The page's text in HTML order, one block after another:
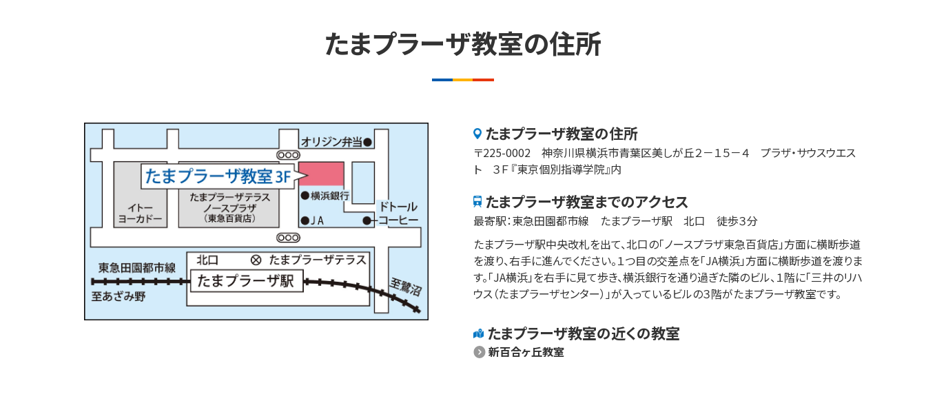
たまプラーザ​教室の住所
たまプラーザ​教室の住所
〒225-0002 神奈川県横浜市青葉区美しが丘２－１５－４
プラザ・サウスウエス
ト ３Ｆ 『東京個別指導学院』内
たまプラーザ​教室までのアクセス
最寄駅：東急田園都市線　たまプラーザ駅　北口　徒歩３分
たまプラーザ駅中央改札を出て、北口の「ノースプラザ東急百貨店」方面に横断歩道
を渡り、右手に進んでください。１つ目の交差点を「JA横浜」方面に横断歩道を渡りま
す。「JA横浜」を右手に見て歩き、横浜銀行を通り過ぎた隣のビル、１階に「三井のリハ
ウス（たまプラーザセンター）」が入っているビルの３階がたまプラーザ教室です。
たまプラーザ​教室の近くの教室
新百合ヶ丘教室